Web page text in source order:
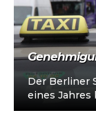
Der Berliner
eines Jahres
vergeben.